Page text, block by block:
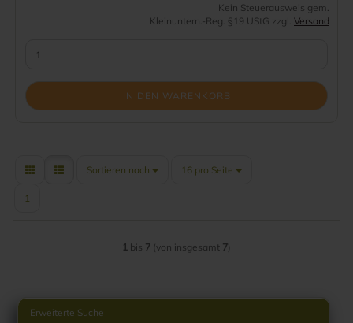
Kein Steuerausweis gem.
Kleinuntern.-Reg. §19 UStG zzgl. Versand
IN DEN WARENKORB
Sortieren nach
Sortieren nach 16 pro Seite
pro Seite
1
1 bis 7 (von insgesamt 7)
Erweiterte Suche